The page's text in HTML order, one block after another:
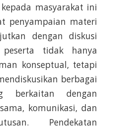
masyarakat ini
penyampaian materi
dengan diskusi
peserta tidak hanya
konseptual, tetapi
berbagai
berkaitan dengan
komunikasi, dan
Pendekatan